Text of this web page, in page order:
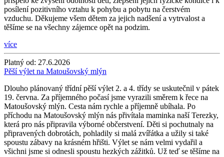
posílení pozitivního vztahu k pohybu a pobytu na čerstvém
vzduchu. Děkujeme všem dětem za jejich nadšení a vytrvalost a
těšíme se na všechny zájemce opět na podzim.
více
Platný od: 27.6.2026
Pěší výlet na Matoušovský mlýn
Dlouho plánovaný třídní pěší výlet 2. a 4. třídy se uskutečnil v pátek
19. června. Za příjemného počasí jsme vyrazili směrem k řece na
Matoušovský mlýn. Cesta nám rychle a příjemně ubíhala. Po
příchodu na Matoušovský mlýn nás přivítala maminka naší Terezky,
která pro nás připravila výborné občerstvení. Děti si pochutnaly na
připravených dobrotách, pohladily si malá zvířátka a užily si také
spoustu zábavy na krásném hřišti. Výlet se nám velmi vydařil a
všichni jsme si odnesli spoustu hezkých zážitků. Už teď se těšíme na